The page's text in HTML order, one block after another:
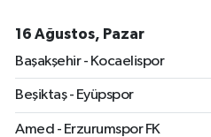
16 Ağustos, Pazar
Başakşehir - Kocaelispor
Beşiktaş - Eyüpspor
Amed - Erzurumspor FK